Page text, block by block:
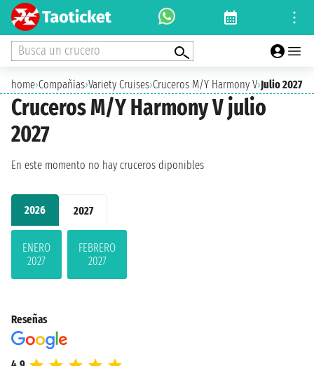
Busca un crucero
home›Compañías›Variety Cruises›Cruceros M/Y Harmony V›Julio 2027
Cruceros M/Y Harmony V julio
2027
2026 2027
ENERO
2027
FEBRERO
2027
En este momento no hay cruceros diponibles
Reseñas